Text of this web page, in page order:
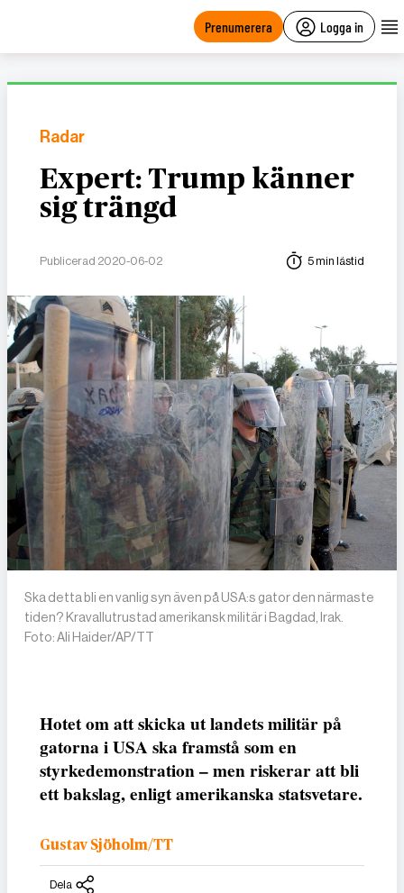
Prenumerera Logga in
Radar
Expert: Trump känner
sig trängd
Publicerad 2020-06-02 5 min lästid
Ska detta bli en vanlig syn även på USA:s gator den närmaste
tiden? Kravallutrustad amerikansk militär i Bagdad, Irak.
Foto: Ali Haider/AP/TT
Hotet om att skicka ut landets militär på
gatorna i USA ska framstå som en
styrkedemonstration – men riskerar att bli
ett bakslag, enligt amerikanska statsvetare.
Gustav Sjöholm/TT
Dela